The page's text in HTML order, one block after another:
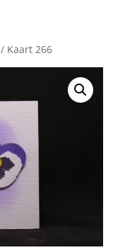
/ Kaart 266